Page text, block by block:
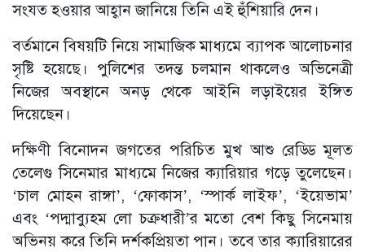
সংযত হওয়ার আহ্বান জানিয়ে তিনি এই হুঁশিয়ারি দেন।
বর্তমানে বিষয়টি নিয়ে সামাজিক মাধ্যমে ব্যাপক আলোচনার
সৃষ্টি হয়েছে। পুলিশের তদন্ত চলমান থাকলেও অভিনেত্রী
নিজের অবস্থানে অনড় থেকে আইনি লড়াইয়ের ইঙ্গিত
দিয়েছেন।
দক্ষিণী বিনোদন জগতের পরিচিত মুখ আশু রেড্ডি মূলত
তেলেগু সিনেমার মাধ্যমে নিজের ক্যারিয়ার গড়ে তুলেছেন।
‘চাল মোহন রাঙ্গা’, ‘ফোকাস’, ‘স্পার্ক লাইফ’, ‘ইয়েভাম’
এবং ‘পদ্মাব্যুহম লো চক্রধারী’র মতো বেশ কিছু সিনেমায়
অভিনয় করে তিনি দর্শকপ্রিয়তা পান। তবে তার ক্যারিয়ারের